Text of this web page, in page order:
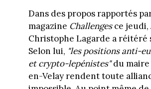
Dans des propos rapportés
magazine Challengesce jeudi,
Christophe Lagarde a réitéré
Selon lui, "les positions anti-
et crypto-lepénistes"du maire
en-Velay rendent toute